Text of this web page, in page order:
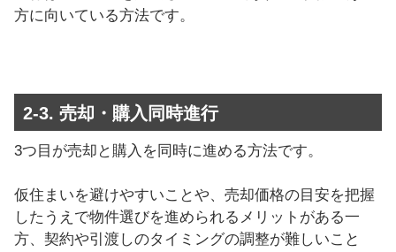
方に向いている方法です。
2-3. 売却・購入同時進行
3つ目が売却と購入を同時に進める方法です。
仮住まいを避けやすいことや、売却価格の目安を把握
したうえで物件選びを進められるメリットがある一
方、契約や引渡しのタイミングの調整が難しいこと